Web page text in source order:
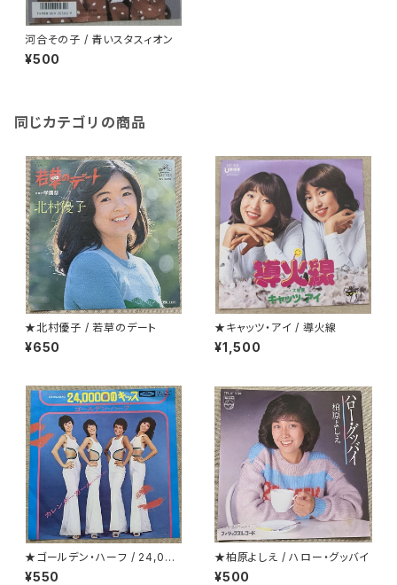
河合その子 / 青いスタスィオン
¥500
同じカテゴリの商品
★北村優子 / 若草のデート
¥650
★キャッツ・アイ / 導火線
¥1,500
★ゴールデン・ハーフ / 24,000
回のキッス(24 Milabaci)
¥550
★柏原よしえ / ハロー・グッバイ
¥500